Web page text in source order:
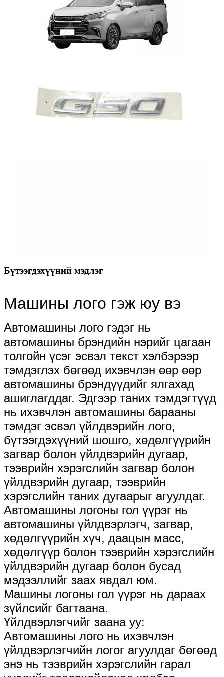
Бүтээгдэхүүний мэдлэг
Машины лого гэж юу вэ
Автомашины лого гэдэг нь
автомашины брэндийн нэрийг цагаан
толгойн үсэг эсвэл текст хэлбэрээр
тэмдэглэх бөгөөд ихэвчлэн өөр өөр
автомашины брэндүүдийг ялгахад
ашиглагддаг. Эдгээр таних тэмдэгтүүд
нь ихэвчлэн автомашины барааны
тэмдэг эсвэл үйлдвэрийн лого,
бүтээгдэхүүний шошго, хөдөлгүүрийн
загвар болон үйлдвэрийн дугаар,
тээврийн хэрэгслийн загвар болон
үйлдвэрийн дугаар, тээврийн
хэрэгслийн таних дугаарыг агуулдаг.
Автомашины логоны гол үүрэг нь
автомашины үйлдвэрлэгч, загвар,
хөдөлгүүрийн хүч, даацын масс,
хөдөлгүүр болон тээврийн хэрэгслийн
үйлдвэрийн дугаар болон бусад
мэдээллийг заах явдал юм.
Машины логоны гол үүрэг нь дараах
зүйлсийг багтаана.
Үйлдвэрлэгчийг заана уу:
Автомашины лого нь ихэвчлэн
үйлдвэрлэгчийн логог агуулдаг бөгөөд
энэ нь тээврийн хэрэгслийн гарал